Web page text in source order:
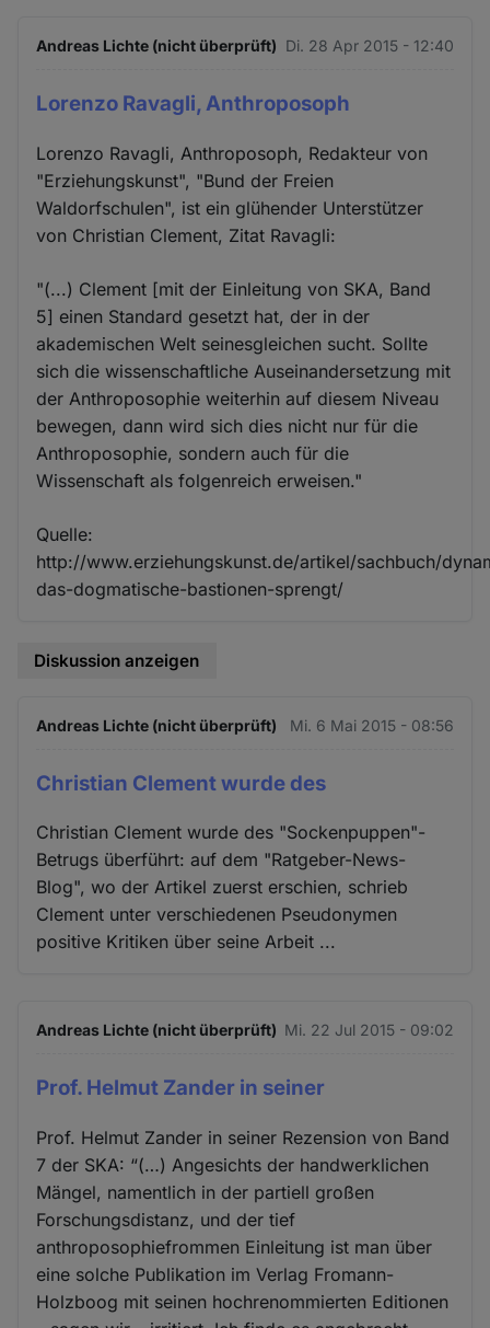
Andreas Lichte (nicht überprüft) Di. 28 Apr 2015 - 12:40
Lorenzo Ravagli, Anthroposoph
Lorenzo Ravagli, Anthroposoph, Redakteur von
"Erziehungskunst", "Bund der Freien
Waldorfschulen", ist ein glühender Unterstützer
von Christian Clement, Zitat Ravagli:
"(...) Clement [mit der Einleitung von SKA, Band
5] einen Standard gesetzt hat, der in der
akademischen Welt seinesgleichen sucht. Sollte
sich die wissenschaftliche Auseinandersetzung mit
der Anthroposophie weiterhin auf diesem Niveau
bewegen, dann wird sich dies nicht nur für die
Anthroposophie, sondern auch für die
Wissenschaft als folgenreich erweisen."
Quelle:
http://www.erziehungskunst.de/artikel/sachbuch/
das-dogmatische-bastionen-sprengt/
Diskussion anzeigen
Andreas Lichte (nicht überprüft) Mi. 6 Mai 2015 - 08:56
Christian Clement wurde des
Christian Clement wurde des "Sockenpuppen"-
Betrugs überführt: auf dem "Ratgeber-News-
Blog", wo der Artikel zuerst erschien, schrieb
Clement unter verschiedenen Pseudonymen
positive Kritiken über seine Arbeit ...
Andreas Lichte (nicht überprüft) Mi. 22 Jul 2015 - 09:02
Prof. Helmut Zander in seiner
Prof. Helmut Zander in seiner Rezension von Band
7 der SKA: “(…) Angesichts der handwerklichen
Mängel, namentlich in der partiell großen
Forschungsdistanz, und der tief
anthroposophiefrommen Einleitung ist man über
eine solche Publikation im Verlag Fromann-
Holzboog mit seinen hochrenommierten Editionen